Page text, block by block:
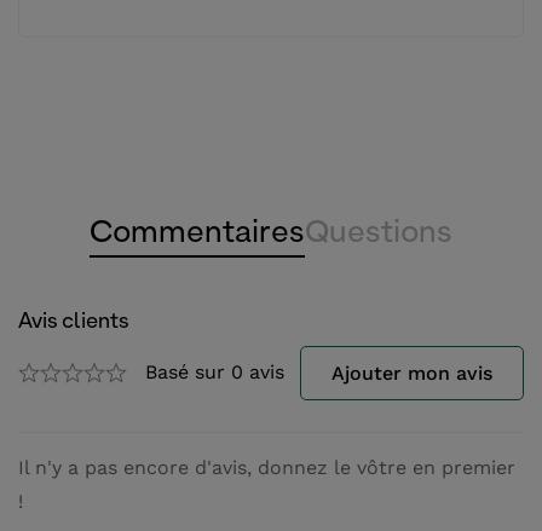
CommentairesQuestions
Avis clients
Basé sur 0 avis Ajouter mon avis
Il n'y a pas encore d'avis, donnez le vôtre en premier
!